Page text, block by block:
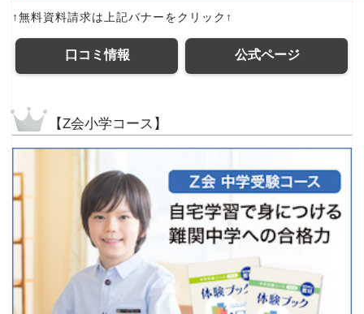
↑無料資料請求は上記バナーをクリック↑
口コミ情報 公式ページ
【Z会小学コース】